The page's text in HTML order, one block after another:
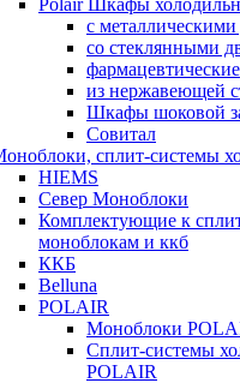
Polair Шкафы
с
со стеклянными
фармацевтические
из нержавеющей
Шкафы шоковой
Совитал
сплит-системы
HIEMS
Север Моноблоки
Комплектующие к
моноблокам и ккб
ККБ
Belluna
POLAIR
Моноблоки
Сплит-системы
POLAIR